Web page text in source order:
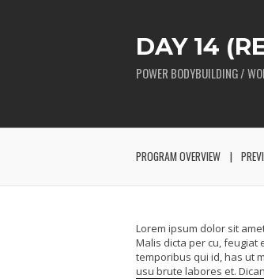
DAY 14
POWER BODYBUILDING /
PROGRAM OVERVIEW
Lorem ipsum dolor sit
Malis dicta per cu, feugiat
temporibus qui id, has ut
usu brute labores et.